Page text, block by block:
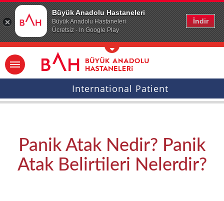
Büyük Anadolu Hastaneleri
Büyük Anadolu Hastaneleri
Ücretsiz - In Google Play
İndir
Ana icerige atla
International Patient
Panik Atak Nedir? Panik
Atak Belirtileri Nelerdir?